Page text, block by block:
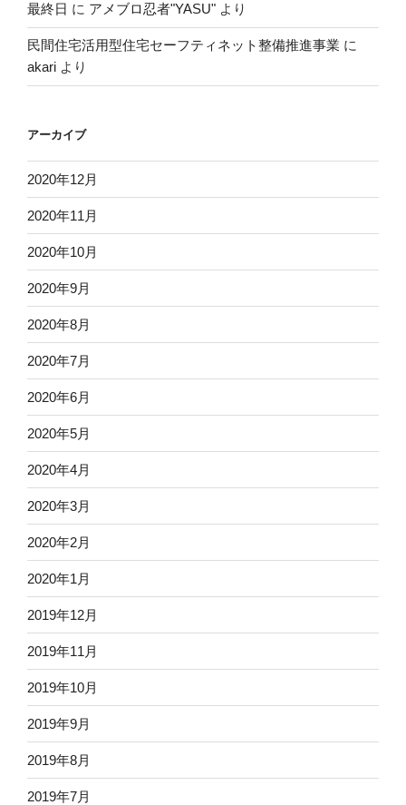
最終日 に アメブロ忍者"YASU" より
民間住宅活用型住宅セーフティネット整備推進事業 に
akari より
アーカイブ
2020年12月
2020年11月
2020年10月
2020年9月
2020年8月
2020年7月
2020年6月
2020年5月
2020年4月
2020年3月
2020年2月
2020年1月
2019年12月
2019年11月
2019年10月
2019年9月
2019年8月
2019年7月